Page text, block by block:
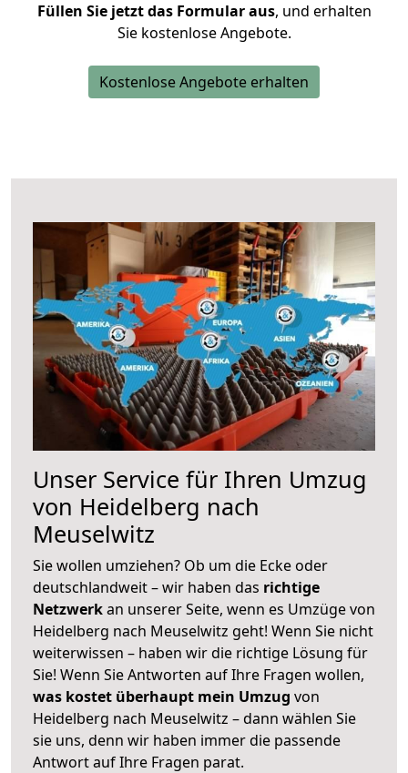
Füllen Sie jetzt das Formular aus, und erhalten
Sie kostenlose Angebote.
Kostenlose Angebote erhalten
Unser Service für Ihren Umzug
von Heidelberg nach
Meuselwitz
Sie wollen umziehen? Ob um die Ecke oder
deutschlandweit – wir haben das richtige
Netzwerkan unserer Seite, wenn es Umzüge von
Heidelberg nach Meuselwitz geht! Wenn Sie nicht
weiterwissen – haben wir die richtige Lösung für
Sie! Wenn Sie Antworten auf Ihre Fragen wollen,
was kostet überhaupt mein Umzug von
Heidelberg nach Meuselwitz – dann wählen Sie
sie uns, denn wir haben immer die passende
Antwort auf Ihre Fragen parat.